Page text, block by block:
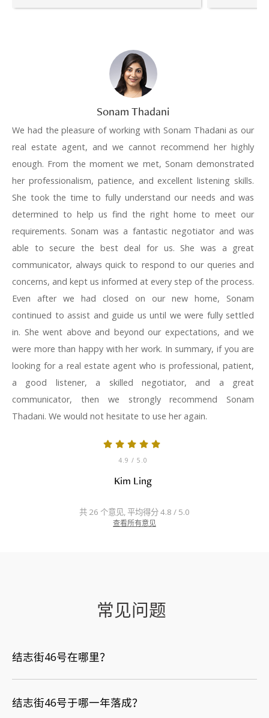
Sonam Thadani
We had the pleasure of working with Sonam Thadani as our
real estate agent, and we cannot recommend her highly
enough. From the moment we met, Sonam demonstrated
her professionalism, patience, and excellent listening skills.
She took the time to fully understand our needs and was
determined to help us find the right home to meet our
requirements. Sonam was a fantastic negotiator and was
able to secure the best deal for us. She was a great
communicator, always quick to respond to our queries and
concerns, and kept us informed at every step of the process.
Even after we had closed on our new home, Sonam
continued to assist and guide us until we were fully settled
in. She went above and beyond our expectations, and we
were more than happy with her work. In summary, if you are
looking for a real estate agent who is professional, patient,
a good listener, a skilled negotiator, and a great
communicator, then we strongly recommend Sonam
Thadani. We would not hesitate to use her again.
4.9 / 5.0
Kim Ling
共 26 个意见, 平均得分 4.8 / 5.0
查看所有意见
常见问题
结志街46号在哪里？
结志街46号于哪一年落成？